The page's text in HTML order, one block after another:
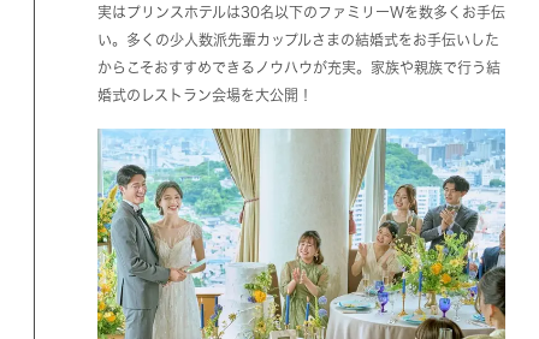
実はプリンスホテルは30名以下のファミリーWを数多くお手伝
い。多くの少人数派先輩カップルさまの結婚式をお手伝いした
からこそおすすめできるノウハウが充実。家族や親族で行う結
婚式のレストラン会場を大公開！